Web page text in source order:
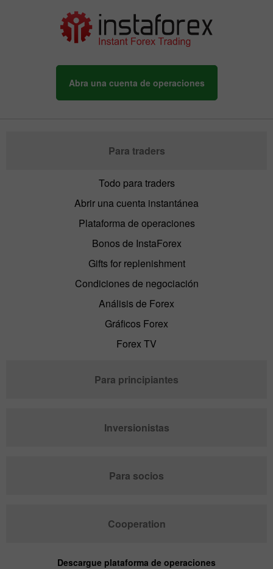
Abra una cuenta de operaciones
Para traders
Todo para traders
Abrir una cuenta instantánea
Plataforma de operaciones
Bonos de InstaForex
Gifts for replenishment
Condiciones de negociación
Análisis de Forex
Gráficos Forex
Forex TV
Para principiantes
Inversionistas
Para socios
Cooperation
Descargue plataforma de operaciones